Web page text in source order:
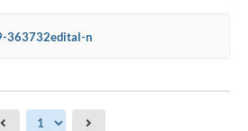
363732edital-n